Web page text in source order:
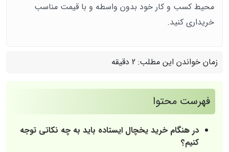
محیط کسب و کار خود بدون واسطه و با قیمت مناسب
خریداری کنید.
زمان خواندن این مطلب: 2 دقیقه
فهرست محتوا
در هنگام خرید یخچال ایستاده باید به چه نکاتی توجه
کنیم؟